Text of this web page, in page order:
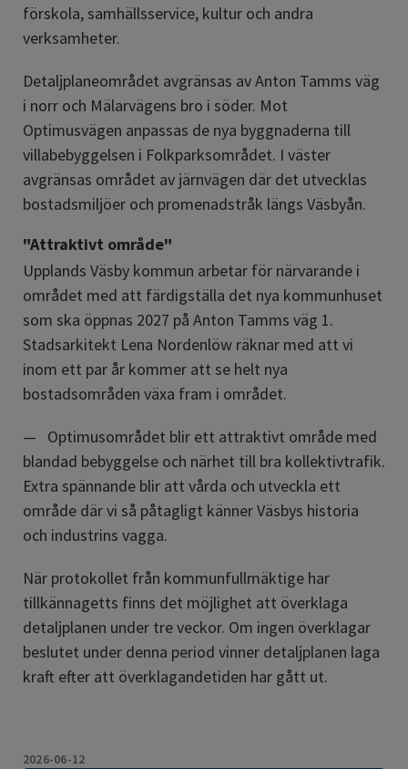
förskola, samhällsservice, kultur och andra
verksamheter.
Detaljplaneområdet avgränsas av Anton Tamms väg
i norr och Mälarvägens bro i söder. Mot
Optimusvägen anpassas de nya byggnaderna till
villabebyggelsen i Folkparksområdet. I väster
avgränsas området av järnvägen där det utvecklas
bostadsmiljöer och promenadstråk längs Väsbyån.
"Attraktivt område"
Upplands Väsby kommun arbetar för närvarande i
området med att färdigställa det nya kommunhuset
som ska öppnas 2027 på Anton Tamms väg 1.
Stadsarkitekt Lena Nordenlöw räknar med att vi
inom ett par år kommer att se helt nya
bostadsområden växa fram i området.
Optimusområdet blir ett attraktivt område med
blandad bebyggelse och närhet till bra kollektivtrafik.
Extra spännande blir att vårda och utveckla ett
område där vi så påtagligt känner Väsbys historia
och industrins vagga.
När protokollet från kommunfullmäktige har
tillkännagetts finns det möjlighet att överklaga
detaljplanen under tre veckor. Om ingen överklagar
beslutet under denna period vinner detaljplanen laga
kraft efter att överklagandetiden har gått ut.
2026-06-12